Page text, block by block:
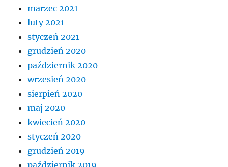
marzec 2021
luty 2021
styczeń 2021
grudzień 2020
październik 2020
wrzesień 2020
sierpień 2020
maj 2020
kwiecień 2020
styczeń 2020
grudzień 2019